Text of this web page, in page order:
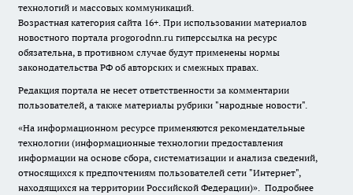
технологий и массовых коммуникаций.
Возрастная категория сайта 16+. При использовании материалов
новостного портала progorodnn.ru гиперссылка на ресурс
обязательна, в противном случае будут применены нормы
законодательства РФ об авторских и смежных правах.
Редакция портала не несет ответственности за комментарии
пользователей, а также материалы рубрики "народные новости".
«На информационном ресурсе применяются рекомендательные
технологии (информационные технологии предоставления
информации на основе сбора, систематизации и анализа сведений,
относящихся к предпочтениям пользователей сети "Интернет",
находящихся на территории Российской Федерации)». Подробнее